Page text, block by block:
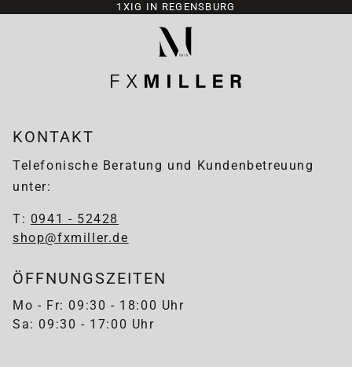
1XIG IN REGENSBURG
KONTAKT
Telefonische Beratung und Kundenbetreuung
unter:
T: 0941 - 52428
shop@fxmiller.de
ÖFFNUNGSZEITEN
Mo - Fr: 09:30 - 18:00 Uhr
Sa: 09:30 - 17:00 Uhr